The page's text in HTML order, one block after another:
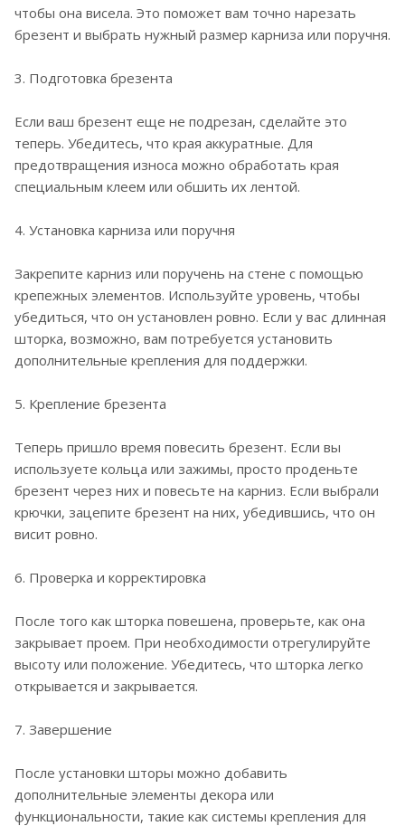
чтобы она висела. Это поможет вам точно нарезать
брезент и выбрать нужный размер карниза или поручня.
3. Подготовка брезента
Если ваш брезент еще не подрезан, сделайте это
теперь. Убедитесь, что края аккуратные. Для
предотвращения износа можно обработать края
специальным клеем или обшить их лентой.
4. Установка карниза или поручня
Закрепите карниз или поручень на стене с помощью
крепежных элементов. Используйте уровень, чтобы
убедиться, что он установлен ровно. Если у вас длинная
шторка, возможно, вам потребуется установить
дополнительные крепления для поддержки.
5. Крепление брезента
Теперь пришло время повесить брезент. Если вы
используете кольца или зажимы, просто проденьте
брезент через них и повесьте на карниз. Если выбрали
крючки, зацепите брезент на них, убедившись, что он
висит ровно.
6. Проверка и корректировка
После того как шторка повешена, проверьте, как она
закрывает проем. При необходимости отрегулируйте
высоту или положение. Убедитесь, что шторка легко
открывается и закрывается.
7. Завершение
После установки шторы можно добавить
дополнительные элементы декора или
функциональности, такие как системы крепления для